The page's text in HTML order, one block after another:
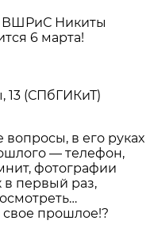
ВШРиС Никиты
6 марта!
13 (СПбГИКиТ)
в его руках
— телефон,
фотографии
в первый раз,
свое прошлое!?